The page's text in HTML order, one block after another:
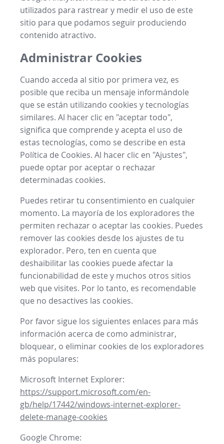
utilizados para rastrear y medir el uso de este
sitio para que podamos seguir produciendo
contenido atractivo.
Administrar Cookies
Cuando acceda al sitio por primera vez, es
posible que reciba un mensaje informándole
que se están utilizando cookies y tecnologías
similares. Al hacer clic en "aceptar todo",
significa que comprende y acepta el uso de
estas tecnologías, como se describe en esta
Política de Cookies. Al hacer clic en "Ajustes",
puede optar por aceptar o rechazar
determinadas cookies.
Puedes retirar tu consentimiento en cualquier
momento. La mayoría de los exploradores the
permiten rechazar o aceptar las cookies. Puedes
remover las cookies desde los ajustes de tu
explorador. Pero, ten en cuenta que
deshaibilitar las cookies puede afectar la
funcionabilidad de este y muchos otros sitios
web que visites. Por lo tanto, es recomendable
que no desactives las cookies.
Por favor sigue los siguientes enlaces para más
información acerca de como administrar,
bloquear, o eliminar cookies de los exploradores
más populares:
Microsoft Internet Explorer:
https://support.microsoft.com/en-
gb/help/17442/windows-internet-explorer-
delete-manage-cookies
Google Chrome: